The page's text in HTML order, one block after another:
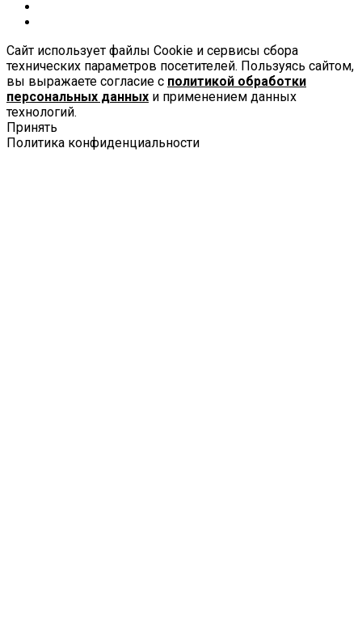
Сайт использует файлы Cookie и сервисы сбора
технических параметров посетителей. Пользуясь сайтом,
вы выражаете согласие с политикой обработки
персональных данных и применением данных
технологий.
Принять
Политика конфиденциальности